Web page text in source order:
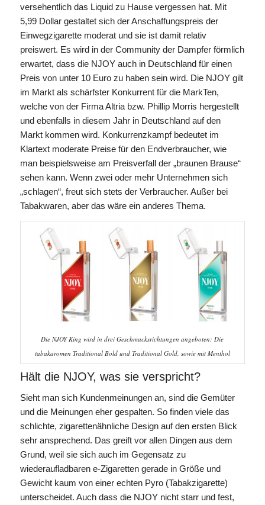
versehentlich das Liquid zu Hause vergessen hat. Mit
5,99 Dollar gestaltet sich der Anschaffungspreis der
Einwegzigarette moderat und sie ist damit relativ
preiswert. Es wird in der Community der Dampfer förmlich
erwartet, dass die NJOY auch in Deutschland für einen
Preis von unter 10 Euro zu haben sein wird. Die NJOY gilt
im Markt als schärfster Konkurrent für die MarkTen,
welche von der Firma Altria bzw. Phillip Morris hergestellt
und ebenfalls in diesem Jahr in Deutschland auf den
Markt kommen wird. Konkurrenzkampf bedeutet im
Klartext moderate Preise für den Endverbraucher, wie
man beispielsweise am Preisverfall der „braunen Brause“
sehen kann. Wenn zwei oder mehr Unternehmen sich
„schlagen“, freut sich stets der Verbraucher. Außer bei
Tabakwaren, aber das wäre ein anderes Thema.
Die NJOY King wird in drei Geschmacksrichtungen angeboten: Die
tabakaromen Traditional Bold und Traditional Gold, sowie mit Menthol
Hält die NJOY, was sie verspricht?
Sieht man sich Kundenmeinungen an, sind die Gemüter
und die Meinungen eher gespalten. So finden viele das
schlichte, zigarettenähnliche Design auf den ersten Blick
sehr ansprechend. Das greift vor allen Dingen aus dem
Grund, weil sie sich auch im Gegensatz zu
wiederaufladbaren e-Zigaretten gerade in Größe und
Gewicht kaum von einer echten Pyro (Tabakzigarette)
unterscheidet. Auch dass die NJOY nicht starr und fest,